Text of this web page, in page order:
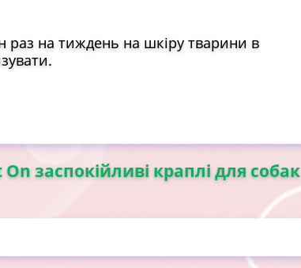
раз на тиждень на шкіру тварини в
заспокійливі краплі для собак